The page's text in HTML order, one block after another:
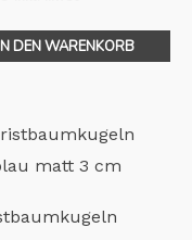
DEN WARENKORB